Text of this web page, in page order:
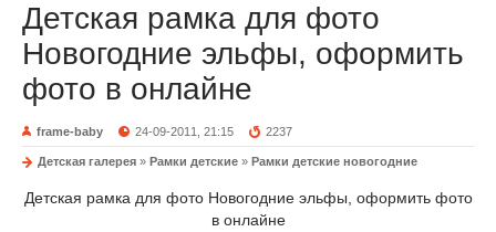
Детская рамка для фото
Новогодние эльфы, оформить
фото в онлайне
frame-baby 24-09-2011, 21:15 2237
Детская галерея » Рамки детские » Рамки детские новогодние
Детская рамка для фото Новогодние эльфы, оформить фото
в онлайне